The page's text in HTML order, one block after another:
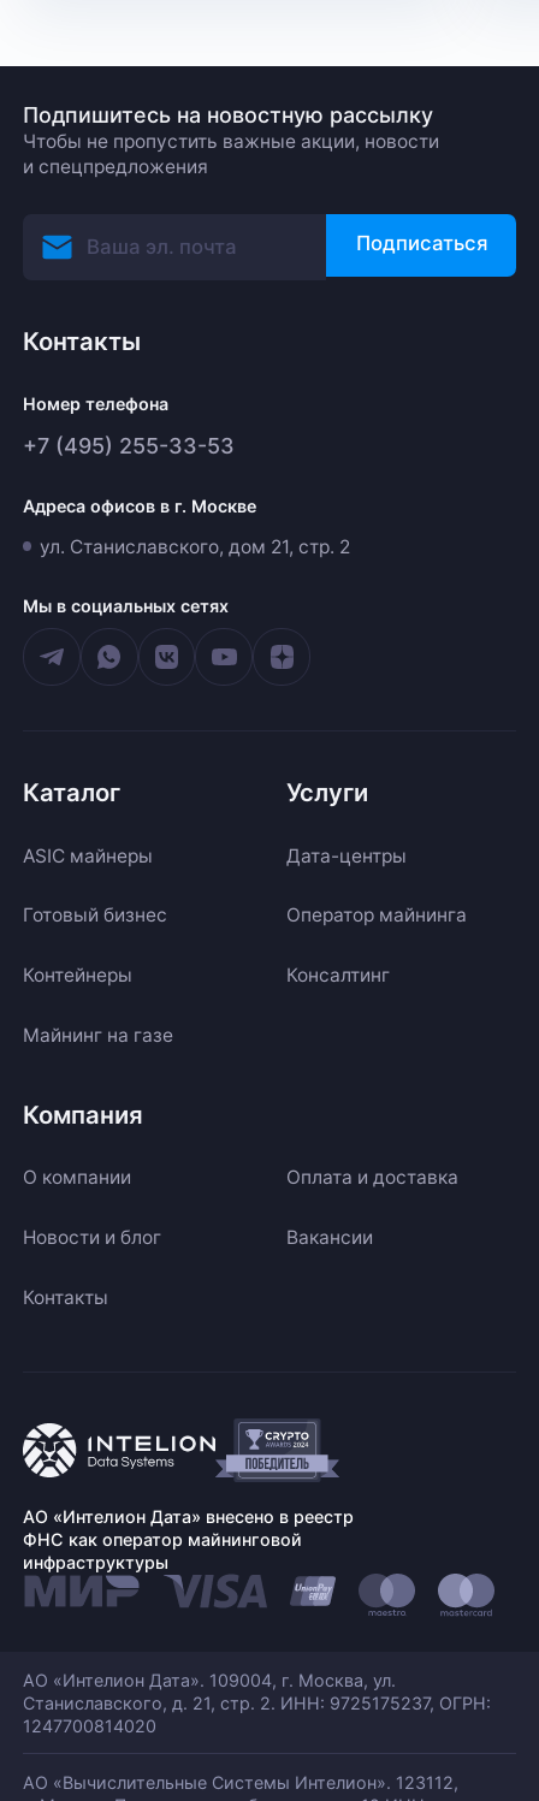
Подпишитесь на новостную рассылку
Чтобы не пропустить важные акции, новости
и спецпредложения
Подписаться
Контакты
Номер телефона
+7 (495) 255-33-53
Адреса офисов в г. Москве
ул. Станиславского, дом 21, стр. 2
Мы в социальных сетях
Каталог
ASIC майнеры
Готовый бизнес
Контейнеры
Майнинг на газе
Услуги
Дата-центры
Оператор майнинга
Консалтинг
Компания
О компании Оплата и доставка
Новости и блог Вакансии
Контакты
АО «Интелион Дата» внесено в реестр
ФНС как оператор майнинговой
инфраструктуры
АО «Интелион Дата». 109004, г. Москва, ул.
Станиславского, д. 21, стр. 2. ИНН: 9725175237, ОГРН:
1247700814020
АО «Вычислительные Системы Интелион». 123112,